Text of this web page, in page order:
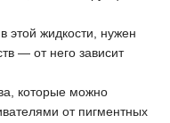
этой жидкости, нужен
— от него зависит
которые можно
от пигментных